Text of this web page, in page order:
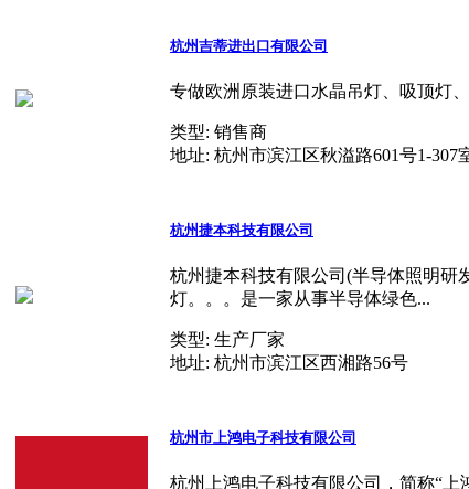
杭州吉蒂进出口有限公司
专做欧洲原装进口水晶吊灯、吸顶灯
类型: 销售商
地址: 杭州市滨江区秋溢路601号1-307
杭州捷本科技有限公司
杭州捷本科技有限公司(半导体照明研
灯。。。是一家从事半导体绿色...
类型: 生产厂家
地址: 杭州市滨江区西湘路56号
杭州市上鸿电子科技有限公司
杭州上鸿电子科技有限公司，简称“